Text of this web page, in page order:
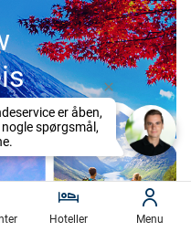
Hoteller Menu